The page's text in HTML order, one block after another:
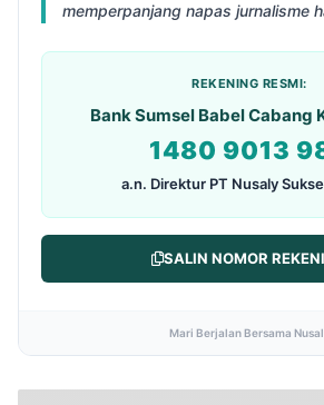
memperpanjang napas jurnalisme
REKENING RESMI:
Bank Sumsel Babel Cabang
1480 9013
a.n. Direktur PT Nusaly
SALIN NOMOR
Mari Berjalan Bersama